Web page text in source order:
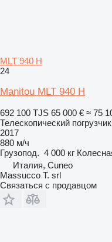
MLT 940 H
24
Manitou MLT 940 H
692 100 TJS 65 000 € ≈ 75
Телескопический погрузчик
2017
880 м/ч
Грузопод. 4 000 кг
Италия, Cuneo
Massucco T. srl
Связаться с продавцом